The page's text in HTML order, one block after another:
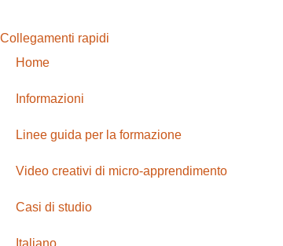
Collegamenti rapidi
Home
Informazioni
Linee guida per la formazione
Video creativi di micro-apprendimento
Casi di studio